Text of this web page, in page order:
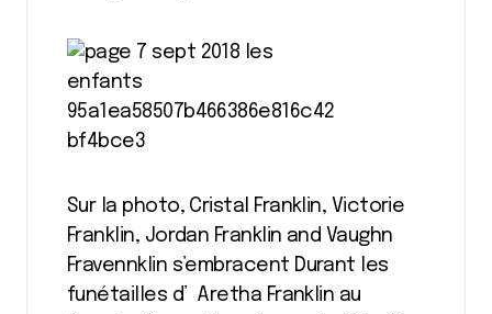
Sur la photo, Cristal Franklin, Victorie
Franklin, Jordan Franklin and Vaughn
Fravennklin s’embracent Durant les
funétailles d’ Aretha Franklin au